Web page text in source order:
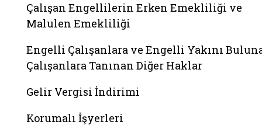
Çalışan Engellilerin Erken Emekliliği ve
Malulen Emekliliği
Engelli Çalışanlara ve Engelli Yakını
Çalışanlara Tanınan Diğer Haklar
Gelir Vergisi İndirimi
Korumalı İşyerleri